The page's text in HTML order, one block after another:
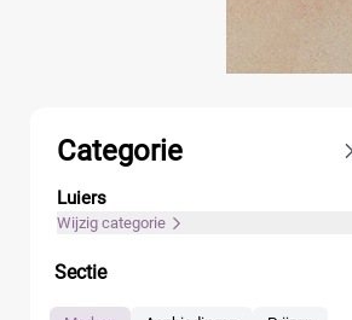
Categorie
Luiers
Wijzig categorie
Sectie